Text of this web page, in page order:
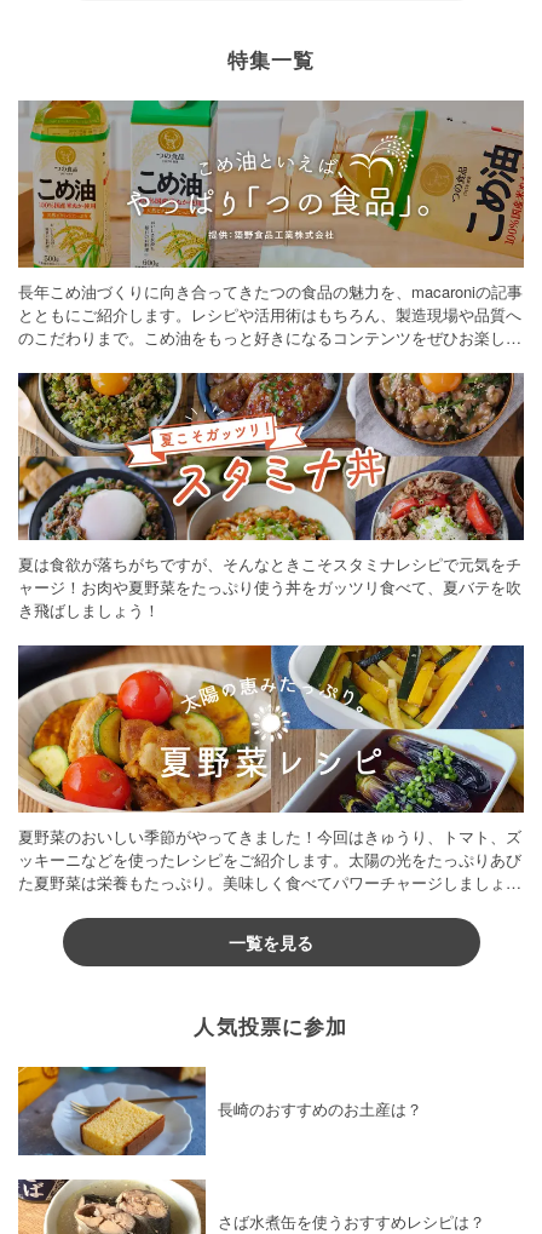
特集一覧
長年こめ油づくりに向き合ってきたつの食品の魅力を、macaroniの記事
とともにご紹介します。レシピや活用術はもちろん、製造現場や品質へ
のこだわりまで。こめ油をもっと好きになるコンテンツをぜひお楽しみ
夏は食欲が落ちがちですが、そんなときこそスタミナレシピで元気をチ
ャージ！お肉や夏野菜をたっぷり使う丼をガッツリ食べて、夏バテを吹
き飛ばしましょう！
夏野菜のおいしい季節がやってきました！今回はきゅうり、トマト、ズ
ッキーニなどを使ったレシピをご紹介します。太陽の光をたっぷりあび
た夏野菜は栄養もたっぷり。美味しく食べてパワーチャージしましょう
一覧を見る
人気投票に参加
長崎のおすすめのお土産は？
さば水煮缶を使うおすすめレシピは？